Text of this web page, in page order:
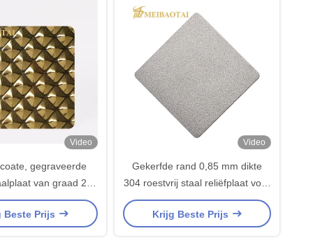
Video
gegraveerde
van graad 201
van 0,85 mm voor
toepassingen
Beste Prijs
Video
Gekerfde rand 0,85 mm dikte
304 roestvrij staal reliëfplaat voor
decoratieve wand en plafond
Krijg Beste Prijs